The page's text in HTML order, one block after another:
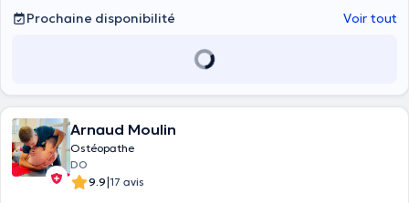
Prochaine disponibilité Voir tout
Arnaud Moulin
Ostéopathe
DO
9.9|17 avis